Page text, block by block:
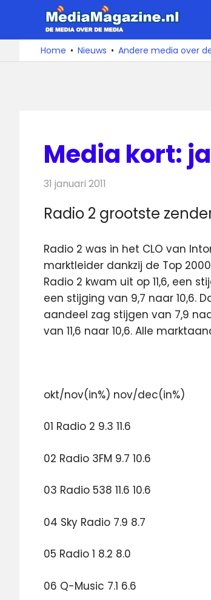
de
De
media
over
Home Nieuws Andere media over
Media kort:
31 januari 2011
Radio 2 grootste
Radio 2 was in het CLO van
marktleider dankzij de Top
Radio 2 kwam uit op 11,6, een
een stijging van 9,7 naar 10,6.
aandeel zag stijgen van 7,9
van 11,6 naar 10,6. Alle
okt/nov(in%) nov/dec(in%)
01 Radio 2 9.3 11.6
02 Radio 3FM 9.7 10.6
03 Radio 538 11.6 10.6
04 Sky Radio 7.9 8.7
05 Radio 1 8.2 8.0
06 Q-Music 7.1 6.6